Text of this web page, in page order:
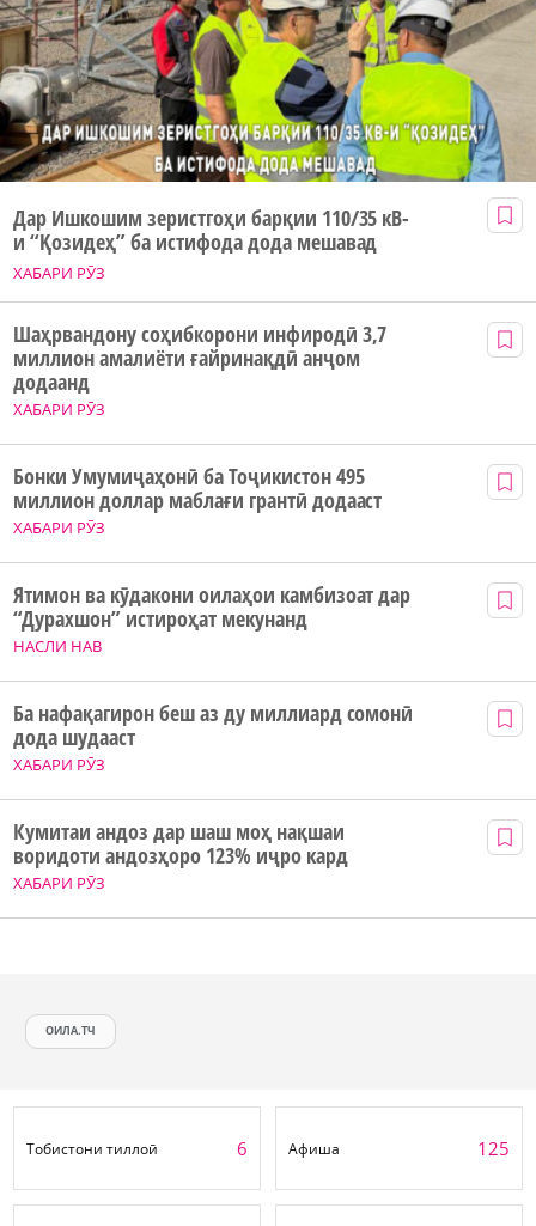
ХАБАРИ РӮЗ
Дар Ишкошим зеристгоҳи барқии 110/35 кВ-
и “Қозидеҳ” ба истифода дода мешавад
ХАБАРИ РӮЗ
Шаҳрвандону соҳибкорони инфиродӣ 3,7
миллион амалиёти ғайринақдӣ анҷом
додаанд
ХАБАРИ РӮЗ
Бонки Умумиҷаҳонӣ ба Тоҷикистон 495
миллион доллар маблағи грантӣ додааст
НАСЛИ НАВ
Ятимон ва кӯдакони оилаҳои камбизоат дар
“Дурахшон” истироҳат мекунанд
ХАБАРИ РӮЗ
Ба нафақагирон беш аз ду миллиард сомонӣ
дода шудааст
ХАБАРИ РӮЗ
Кумитаи андоз дар шаш моҳ нақшаи
воридоти андозҳоро 123% иҷро кард
ОИЛА.ТЧ
Тобистони тиллоӣ 6 Афиша 125